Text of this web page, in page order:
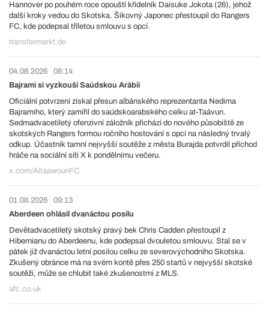
Hannover po pouhém roce opouští křídelník Daisuke Jokota (26), jehož
další kroky vedou do Skotska. Šikovný Japonec přestoupil do Rangers
FC, kde podepsal tříletou smlouvu s opcí.
transfermarkt.de
04.08.2026
08:14
Bajrami si vyzkouší Saúdskou Arábii
Oficiální potvrzení získal přesun albánského reprezentanta Nedima
Bajramiho, který zamířil do saúdskoarabského celku at-Taávun.
Sedmadvacetiletý ofenzivní záložník přichází do nového působiště ze
skotských Rangers formou ročního hostování s opcí na následný trvalý
odkup. Účastník tamní nejvyšší soutěže z města Burajda potvrdil příchod
hráče na sociální síti X k pondělnímu večeru.
x.com/AltaawounFC
01.08.2026
09:13
Aberdeen ohlásil dvanáctou posilu
Devětadvacetiletý skotský pravý bek Chris Cadden přestoupil z
Hibernianu do Aberdeenu, kde podepsal dvouletou smlouvu. Stal se v
pátek již dvanáctou letní posilou celku ze severovýchodního Skotska.
Zkušený obránce má na svém kontě přes 250 startů v nejvyšší skotské
soutěži, může se chlubit také zkušenostmi z MLS.
afc.co.uk